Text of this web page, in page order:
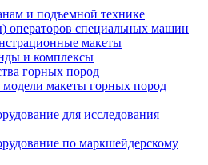
и подъемной технике
операторов специальных машин
макеты
и комплексы
горных пород
макеты горных пород
для исследования
по маркшейдерскому